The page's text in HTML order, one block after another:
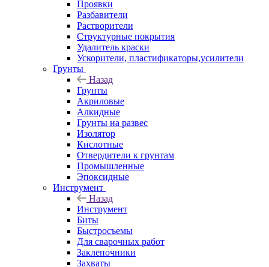
Проявки
Разбавители
Растворители
Структурные покрытия
Удалитель краски
Ускорители, пластификаторы,усилители
Грунты
Назад
Грунты
Акриловые
Алкидные
Грунты на развес
Изолятор
Кислотные
Отвердители к грунтам
Промышленные
Эпоксидные
Инструмент
Назад
Инструмент
Биты
Быстросъемы
Для сварочных работ
Заклепочники
Захваты